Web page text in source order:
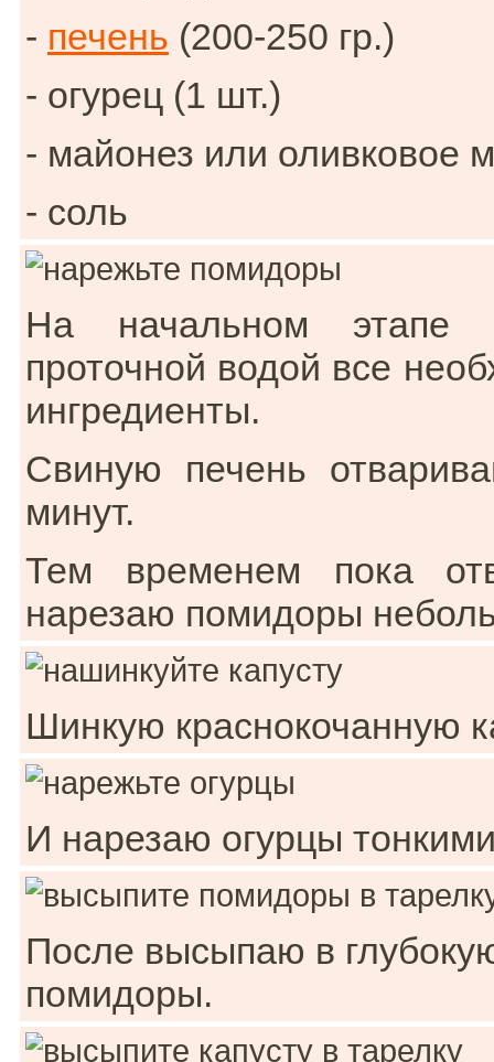
- печень (200-250 гр.)
- огурец (1 шт.)
- майонез или оливковое
- соль
На начальном
проточной водой все
ингредиенты.
Свиную печень
минут.
Тем временем пока
нарезаю помидоры
Шинкую краснокочанную
И нарезаю огурцы
После высыпаю в
помидоры.